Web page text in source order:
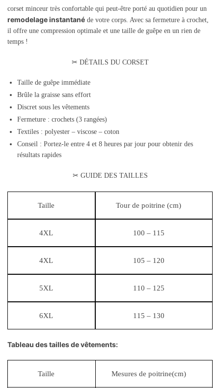
corset minceur très confortable qui peut-être porté au quotidien pour un
remodelage instantané de votre corps. Avec sa fermeture à crochet,
il offre une compression optimale et une taille de guêpe en un rien de
temps !
✂ DÉTAILS DU CORSET
Taille de guêpe immédiate
Brûle la graisse sans effort
Discret sous les vêtements
Fermeture : crochets (3 rangées)
Textiles : polyester – viscose – coton
Conseil : Portez-le entre 4 et 8 heures par jour pour obtenir des
résultats rapides
✂ GUIDE DES TAILLES
Taille Tour de poitrine (cm)
4XL 100 – 115
4XL 105 – 120
5XL 110 – 125
6XL 115 – 130
Tableau des tailles de vêtements:
Taille Mesures de poitrine(cm)